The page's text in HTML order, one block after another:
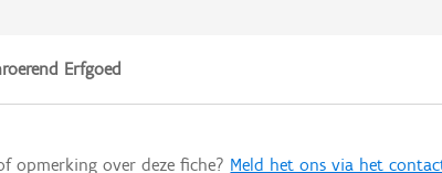
Erfgoed
opmerking over deze fiche? Meld het ons via het